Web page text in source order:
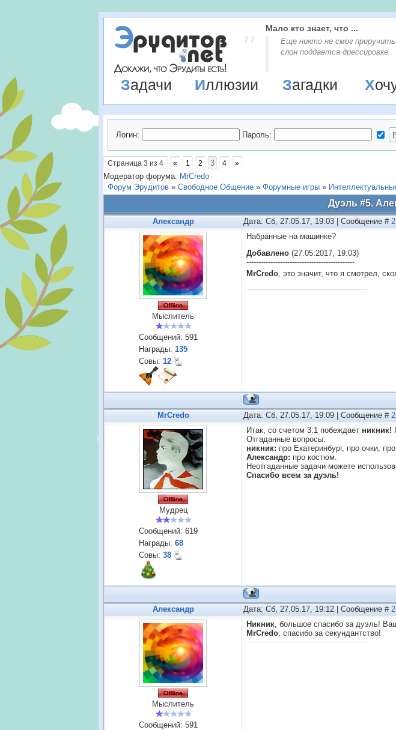
Мало кто знает, что ...
Еще никто не смог приручить
слон поддается дрессировке.
Задачи Иллюзии Загадки
Логин: Пароль:
Страница 3 из 4 « 1 2 3 4 »
Модератор форума: MrCredo
Форум Эрудитов » Свободное Общение » Форумные игры »
Дуэль #5.
Александр Дата: Сб, 27.05.17, 19:03 | Сообщение #
Мыслитель
Сообщений: 591
Награды: 135
Совы: 12
Набранные на машинке?
Добавлено (27.05.2017, 19:03)
---------------------------------------------
MrCredo , это значит, что я смотрел,
MrCredo Дата: Сб, 27.05.17, 19:09 | Сообщение #
Мудрец
Сообщений: 619
Награды: 68
Совы: 38
Итак, со счетом 3:1 побеждает никник!
Отгаданные вопросы:
никник: про Екатеринбург, про очки,
Александр: про костюм.
Неотгаданные задачи можете
Спасибо всем за дуэль!
Александр Дата: Сб, 27.05.17, 19:12 | Сообщение #
Мыслитель
Сообщений: 591
Никник, большое спасибо за дуэль!
MrCredo, спасибо за секундантство!